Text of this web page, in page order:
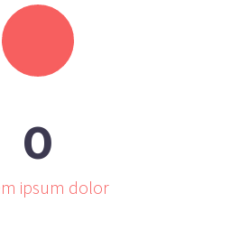
0
ipsum dolor